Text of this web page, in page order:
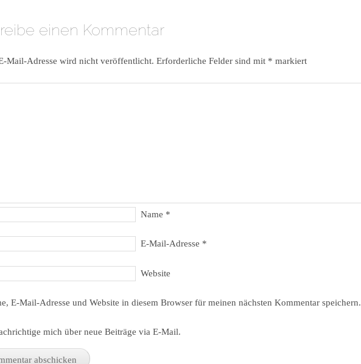
einen Kommentar
Mail-Adresse wird nicht veröffentlicht. Erforderliche Felder sind mit * markiert
Name *
E-Mail-Adresse *
Website
E-Mail-Adresse und Website in diesem Browser für meinen nächsten Kommentar speichern.
mich über neue Beiträge via E-Mail.